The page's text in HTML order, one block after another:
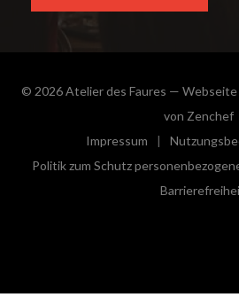
© 2026 Atelier des Faures —
von Zenchef
Impressum
((öffnet ein neues
Politik zum Schutz
((öffnet ein